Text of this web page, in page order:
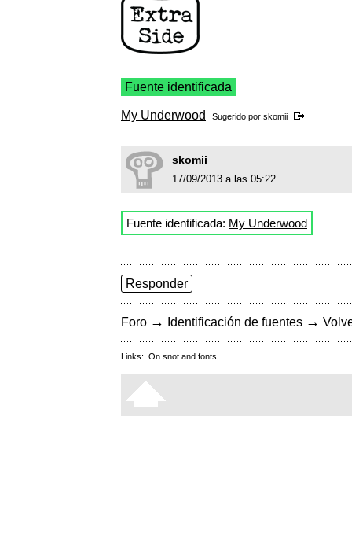
Fuente identificada
My Underwood Sugerido por skomii
skomii
17/09/2013 a las 05:22
Fuente identificada: My Underwood
Responder
Foro → Identificación de fuentes →
Links: On snot and fonts